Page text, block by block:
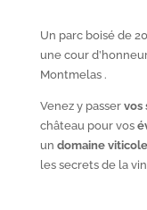
Un parc boisé de
une cour
Montmelas .
Venez y passer vos
château pour vos
un domaine viticole
les secrets de la